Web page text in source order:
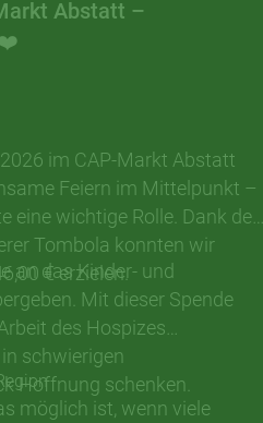
Abstatt –
❤️
im CAP-Markt Abstatt
Feiern im Mittelpunkt –
eine wichtige Rolle. Dank der
Tombola konnten wir
€ erzielen.
an das Kinder- und
Mit dieser Spende
des Hospizes
schwierigen
Hoffnung schenken.
möglich ist, wenn viele